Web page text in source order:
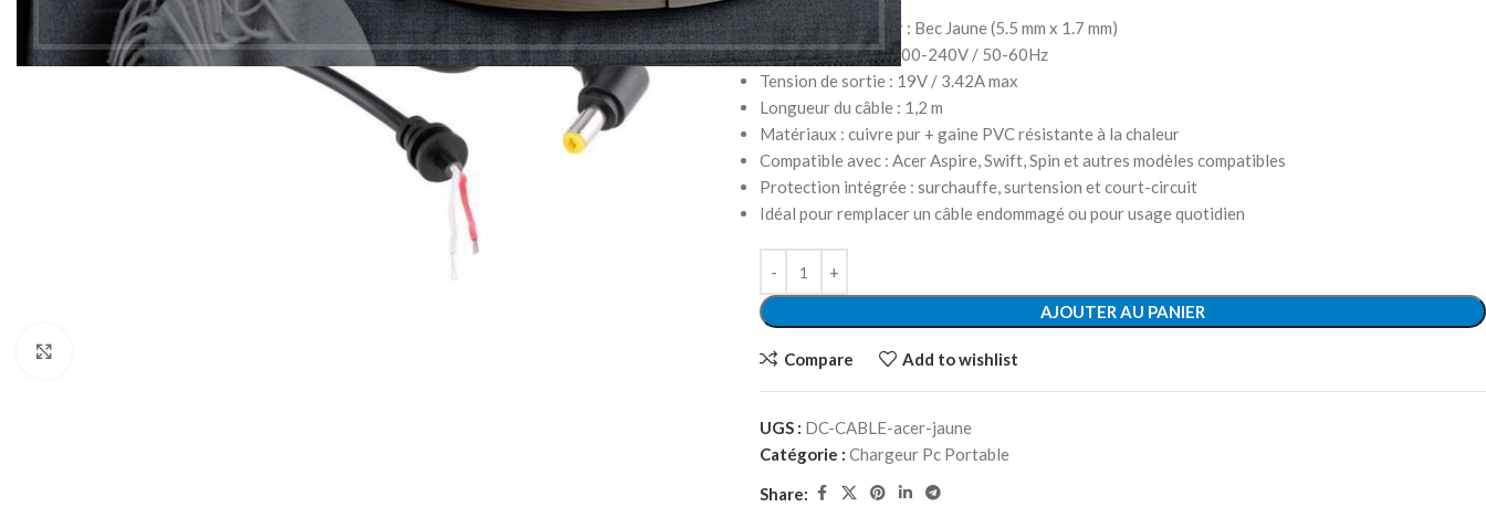
Type de connecteur : Bec Jaune (5.5 mm x 1.7 mm)
Tension d’entrée : 100-240V / 50-60Hz
Tension de sortie : 19V / 3.42A max
Longueur du câble : 1,2 m
Matériaux : cuivre pur + gaine PVC résistante à la chaleur
Compatible avec : Acer Aspire, Swift, Spin et autres modèles compatibles
Protection intégrée : surchauffe, surtension et court-circuit
Idéal pour remplacer un câble endommagé ou pour usage quotidien
AJOUTER AU PANIER
Compare Add to wishlist
UGS : DC-CABLE-acer-jaune
Catégorie : Chargeur Pc Portable
Share: